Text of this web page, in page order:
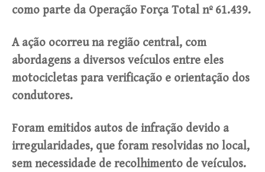
como parte da Operação Força Total nº 61.439.
A ação ocorreu na região central, com
abordagens a diversos veículos entre eles
motocicletas para verificação e orientação dos
condutores.
Foram emitidos autos de infração devido a
irregularidades, que foram resolvidas no local,
sem necessidade de recolhimento de veículos.